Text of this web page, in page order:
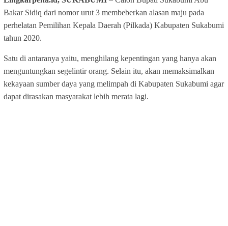
Bakar Sidiq dari nomor urut 3 membeberkan alasan maju pada
perhelatan Pemilihan Kepala Daerah (Pilkada) Kabupaten Sukabumi
tahun 2020.
Satu di antaranya yaitu, menghilang kepentingan yang hanya akan
menguntungkan segelintir orang. Selain itu, akan memaksimalkan
kekayaan sumber daya yang melimpah di Kabupaten Sukabumi agar
dapat dirasakan masyarakat lebih merata lagi.